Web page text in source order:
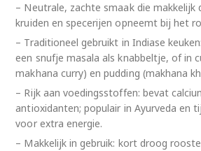
– Neutrale, zachte smaak die makkelijk
kruiden en specerijen opneemt bij het
– Traditioneel gebruikt in Indiase
een snufje masala als knabbeltje, of in
makhana curry) en pudding (makhana
– Rijk aan voedingsstoffen: bevat
antioxidanten; populair in Ayurveda en
voor extra energie.
– Makkelijk in gebruik: kort droog